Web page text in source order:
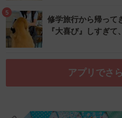
5
修学旅行から帰っ
『大喜び』しすぎ
アプリでさ